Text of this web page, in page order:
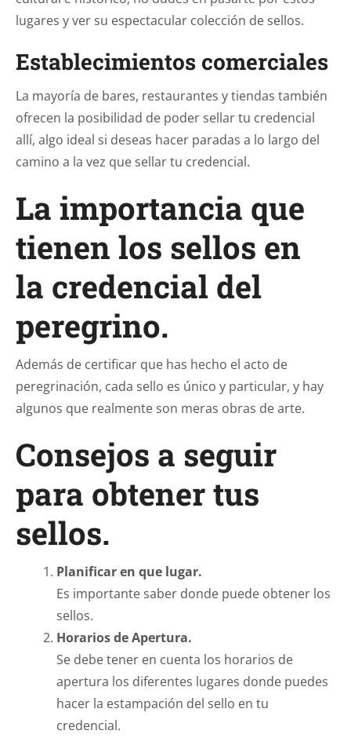
lugares y ver su espectacular colección de sellos.
Establecimientos comerciales
La mayoría de bares, restaurantes y tiendas también
ofrecen la posibilidad de poder sellar tu credencial
allí, algo ideal si deseas hacer paradas a lo largo del
camino a la vez que sellar tu credencial.
La importancia que
tienen los sellos en
la credencial del
peregrino.
Además de certificar que has hecho el acto de
peregrinación, cada sello es único y particular, y hay
algunos que realmente son meras obras de arte.
Consejos a seguir
para obtener tus
sellos.
Planificar en que lugar.
Es importante saber donde puede obtener los
sellos.
Horarios de Apertura.
Se debe tener en cuenta los horarios de
apertura los diferentes lugares donde puedes
hacer la estampación del sello en tu
credencial.